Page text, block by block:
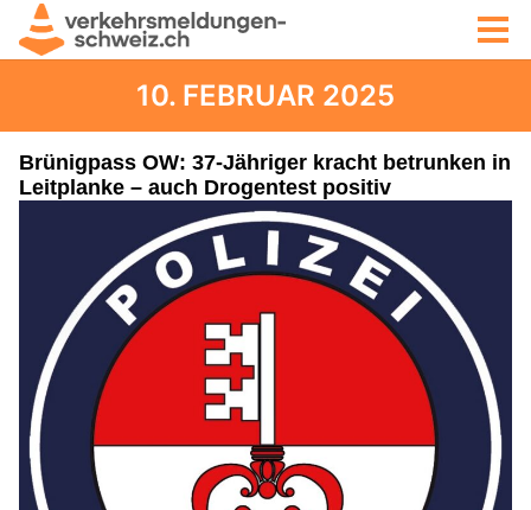
10. FEBRUAR 2025
Brünigpass OW: 37-Jähriger kracht betrunken in
Leitplanke – auch Drogentest positiv